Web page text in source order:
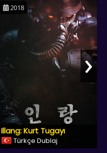
2018
Illang: Kurt Tugayı
Türkçe Dublaj
›